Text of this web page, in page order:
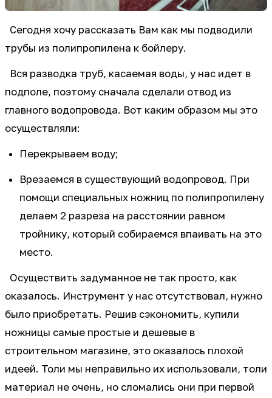
Сегодня хочу рассказать Вам как мы подводили
трубы из полипропилена к бойлеру.
Вся разводка труб, касаемая воды, у нас идет в
подполе, поэтому сначала сделали отвод из
главного водопровода. Вот каким образом мы это
осуществляли:
Перекрываем воду;
Врезаемся в существующий водопровод. При
помощи специальных ножниц по полипропилену
делаем 2 разреза на расстоянии равном
тройнику, который собираемся впаивать на это
место.
Осуществить задуманное не так просто, как
оказалось. Инструмент у нас отсутствовал, нужно
было приобретать. Решив сэкономить, купили
ножницы самые простые и дешевые в
строительном магазине, это оказалось плохой
идеей. Толи мы неправильно их использовали, толи
материал не очень, но сломались они при первой